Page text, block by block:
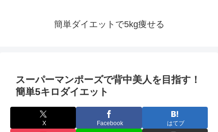
簡単ダイエットで5kg痩せる
スーパーマンポーズで背中美人を目指す！
簡単5キロダイエット
X Facebook はてブ